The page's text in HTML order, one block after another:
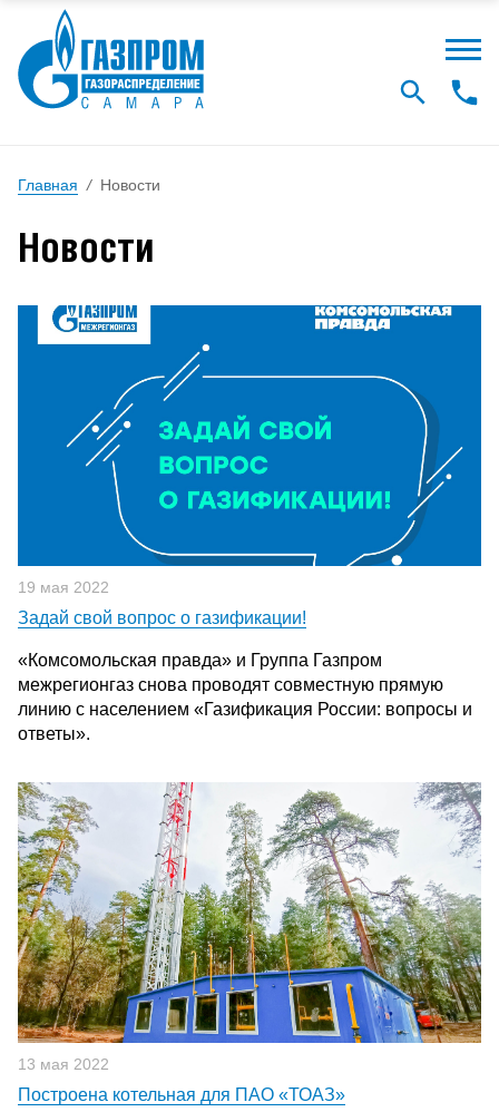
Главная / Новости
Новости
19 мая 2022
Задай свой вопрос о газификации!
«Комсомольская правда» и Группа Газпром
межрегионгаз снова проводят совместную прямую
линию с населением «Газификация России: вопросы и
ответы».
13 мая 2022
Построена котельная для ПАО «ТОАЗ»